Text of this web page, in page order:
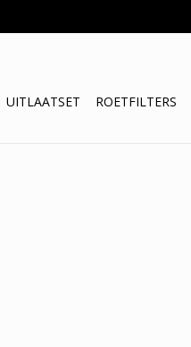
UITLAATSET ROETFILTERS